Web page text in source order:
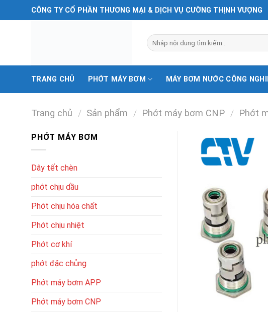
đến
CÔNG TY CỔ PHẦN THƯƠNG MẠI & DỊCH VỤ CƯỜNG THỊNH VƯỢNG
Tìm
kiếm:
TRANG CHỦ PHỚT MÁY BƠM MÁY BƠM NƯỚC CÔNG
Trang chủ / Sản phẩm / Phớt máy bơm CNP / Phớt
PHỚT MÁY BƠM
Dây tết chèn
phớt chịu dầu
Phớt chịu hóa chất
Phớt chịu nhiệt
Phớt cơ khí
phớt đặc chủng
Phớt máy bơm APP
Phớt máy bơm CNP